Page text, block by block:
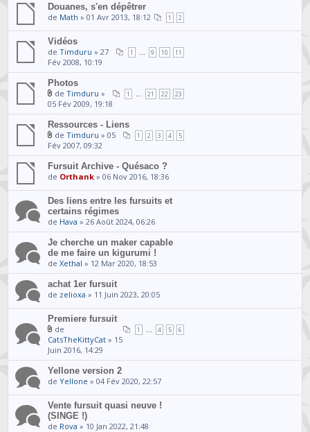
Douanes, s'en dépêtrer
1 2
de Math » 01 Avr 2013, 18:12
Vidéos
1 9 10 11
deTimduru » 27
Fév 2008, 10:19
Photos
1 21 22 23
deTimduru »
05 Fév 2009, 19:18
Ressources - Liens
1 2 3 4 5
deTimduru » 05
Fév 2007, 09:32
Fursuit Archive - Quésaco ?
de Orthank » 06 Nov 2016, 18:36
Des liens entre les fursuits et
certains régimes
de Hava » 26 Août 2024, 06:26
Je cherche un maker capable
de me faire un kigurumi !
deXethal » 12 Mar 2020, 18:53
achat 1er fursuit
de zelioxa » 11 Juin 2023, 20:05
Premiere fursuit
1 4 5 6
de
CatsTheKittyCat » 15
Juin 2016, 14:29
Yellone version 2
deYellone » 04 Fév 2020, 22:57
Vente fursuit quasi neuve !
(SINGE !)
de Rova » 10 Jan 2022, 21:48